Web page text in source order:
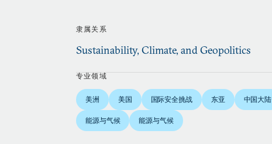
隶属关系
Sustainability, Climate, and Geopolitics
专业领域
美洲 美国 国际安全挑战 东亚 中国大陆
能源与气候 能源与气候